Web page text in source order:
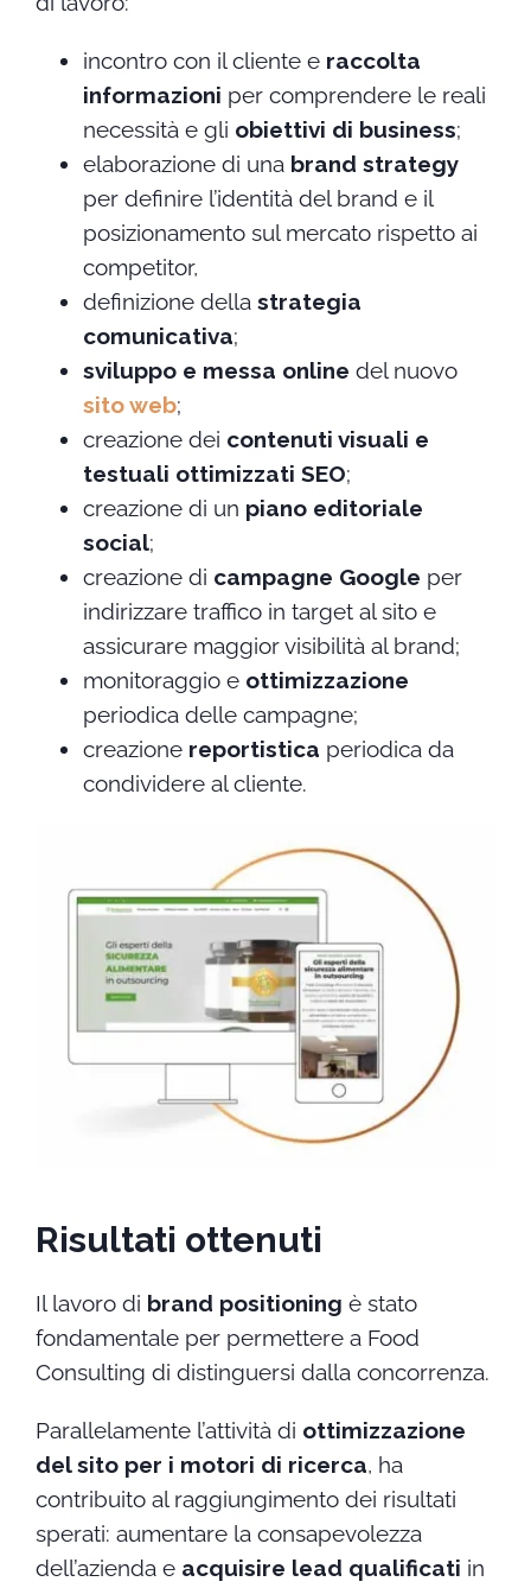
incontro con il cliente e raccolta
informazioni per comprendere le reali
necessità e gli obiettivi di business;
elaborazione di una brand strategy
per definire l’identità del brand e il
posizionamento sul mercato rispetto ai
competitor,
definizione della strategia
comunicativa;
sviluppo e messa online del nuovo
sito web;
creazione dei contenuti visuali e
testuali ottimizzati SEO;
creazione di un piano editoriale
social;
creazione di campagne Google per
indirizzare traffico in target al sito e
assicurare maggior visibilità al brand;
monitoraggio e ottimizzazione
periodica delle campagne;
creazione reportistica periodica da
condividere al cliente.
Risultati ottenuti
Il lavoro di brand positioning è stato
fondamentale per permettere a Food
Consulting di distinguersi dalla concorrenza.
Parallelamente l’attività di ottimizzazione
del sito per i motori di ricerca, ha
contribuito al raggiungimento dei risultati
sperati: aumentare la consapevolezza
dell’azienda eacquisire lead qualificati in